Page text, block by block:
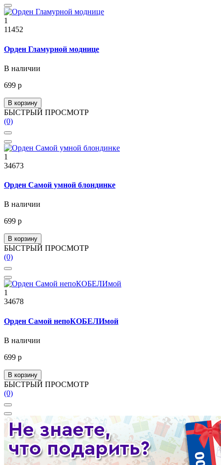
1
11452
Орден Гламурной моднице
В наличии
699 р
В корзину
БЫСТРЫЙ ПРОСМОТР
(0)
1
34673
Орден Самой умной блондинке
В наличии
699 р
В корзину
БЫСТРЫЙ ПРОСМОТР
(0)
1
34678
Орден Самой непоКОБЕЛИмой
В наличии
699 р
В корзину
БЫСТРЫЙ ПРОСМОТР
(0)